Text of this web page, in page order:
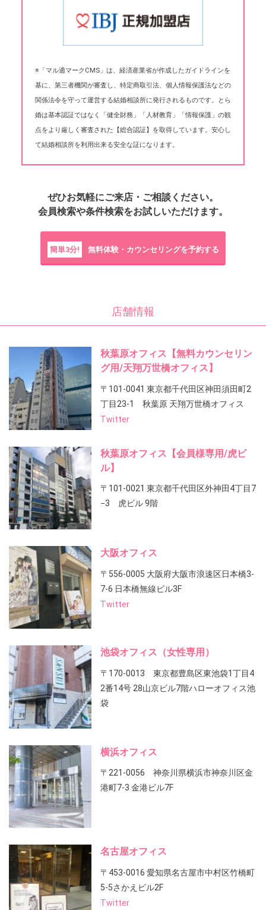
※「マル適マークCMS」は、経済産業省が作成したガイドラインを
基に、第三者機関が審査し、特定商取引法、個人情報保護法などの
関係法令を守って運営する結婚相談所に発行されるものです。とら
婚は基本認証ではなく「健全財務」「人材教育」「情報保護」の観
点をより厳しく審査された【総合認証】を取得しています。安心し
て結婚相談所を利用出来る安全な証になります。
ぜひお気軽にご来店・ご相談ください。
会員検索や条件検索をお試しいただけます。
簡単3分! 無料体験・カウンセリングを予約する
店舗情報
秋葉原オフィス【無料カウンセリン
グ用/天翔万世橋オフィス】
〒101-0041 東京都千代田区神田須田町2
丁目23-1 秋葉原 天翔万世橋オフィス
Twitter
秋葉原オフィス【会員様専用/虎ビ
ル】
〒101-0021 東京都千代田区外神田4丁目7
−3 虎ビル 9階
大阪オフィス
〒556-0005 大阪府大阪市浪速区日本橋3-
7-6 日本橋無線ビル3F
Twitter
池袋オフィス（女性専用）
〒170-0013 東京都豊島区東池袋1丁目4
2番14号 28山京ビル7階ハローオフィス池
袋
横浜オフィス
〒221-0056 神奈川県横浜市神奈川区金
港町7-3 金港ビル7F
名古屋オフィス
〒453-0016 愛知県名古屋市中村区竹橋町
5-5さかえビル2F
Twitter